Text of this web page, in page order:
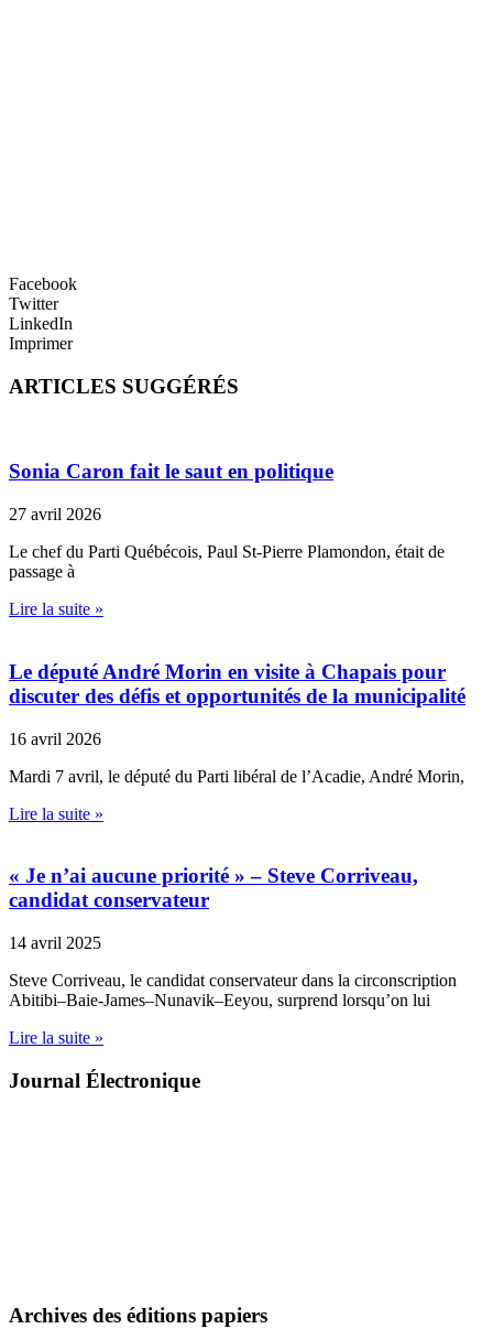
Facebook
Twitter
LinkedIn
Imprimer
ARTICLES SUGGÉRÉS
Sonia Caron fait le saut en politique
27 avril 2026
Le chef du Parti Québécois, Paul St-Pierre Plamondon, était de
passage à
Lire la suite »
Le député André Morin en visite à Chapais pour
discuter des défis et opportunités de la municipalité
16 avril 2026
Mardi 7 avril, le député du Parti libéral de l’Acadie, André Morin,
Lire la suite »
« Je n’ai aucune priorité » – Steve Corriveau,
candidat conservateur
14 avril 2025
Steve Corriveau, le candidat conservateur dans la circonscription
Abitibi–Baie-James–Nunavik–Eeyou, surprend lorsqu’on lui
Lire la suite »
Journal Électronique
Archives des éditions papiers